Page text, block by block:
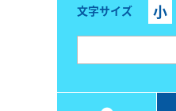
文字サイズ 小